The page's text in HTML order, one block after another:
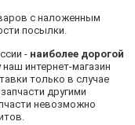
с наложенным
посылки.
- наиболее дорогой
наш интернет-магазин
только в случае
другими
невозможно